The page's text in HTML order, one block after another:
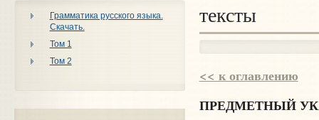
Грамматика русского языка.
Скачать.
Том 1
Том 2
тексты
<< к оглавлению
ПРЕДМЕТНЫЙ